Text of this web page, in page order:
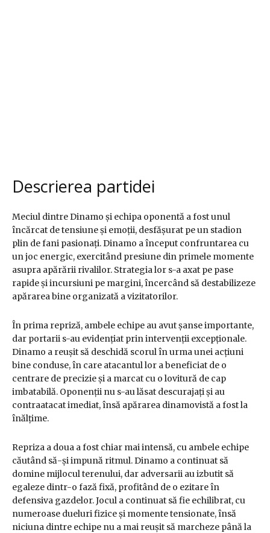
Descrierea partidei
Meciul dintre Dinamo și echipa oponentă a fost unul
încărcat de tensiune și emoții, desfășurat pe un stadion
plin de fani pasionați. Dinamo a început confruntarea cu
un joc energic, exercitând presiune din primele momente
asupra apărării rivalilor. Strategia lor s-a axat pe pase
rapide și incursiuni pe margini, încercând să destabilizeze
apărarea bine organizată a vizitatorilor.
În prima repriză, ambele echipe au avut șanse importante,
dar portarii s-au evidențiat prin intervenții excepționale.
Dinamo a reușit să deschidă scorul în urma unei acțiuni
bine conduse, în care atacantul lor a beneficiat de o
centrare de precizie și a marcat cu o lovitură de cap
imbatabilă. Oponenții nu s-au lăsat descurajați și au
contraatacat imediat, însă apărarea dinamovistă a fost la
înălțime.
Repriza a doua a fost chiar mai intensă, cu ambele echipe
căutând să-și impună ritmul. Dinamo a continuat să
domine mijlocul terenului, dar adversarii au izbutit să
egaleze dintr-o fază fixă, profitând de o ezitare în
defensiva gazdelor. Jocul a continuat să fie echilibrat, cu
numeroase dueluri fizice și momente tensionate, însă
niciuna dintre echipe nu a mai reușit să marcheze până la